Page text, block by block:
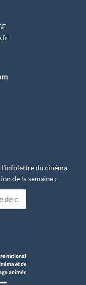
l’infolettre du cinéma
de la semaine :